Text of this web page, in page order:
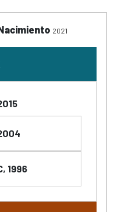
2021
1996